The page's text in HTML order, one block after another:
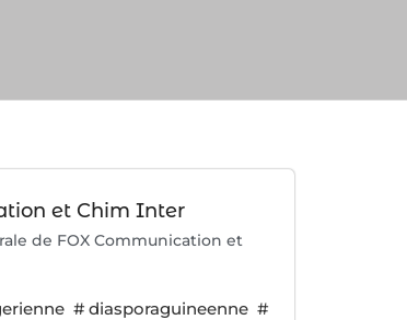
et Chim Inter
de FOX Communication et
# diasporaguineenne#